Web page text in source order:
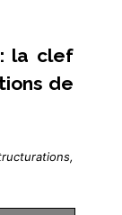
: la clef
de